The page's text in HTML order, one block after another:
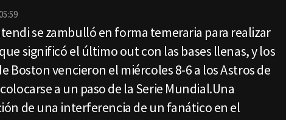
se zambulló en forma temeraria para realizar
significó el último out con las bases llenas, y los
Boston vencieron el miércoles 8-6 a los Astros de
a un paso de la Serie Mundial.Una
de una interferencia de un fanático en el